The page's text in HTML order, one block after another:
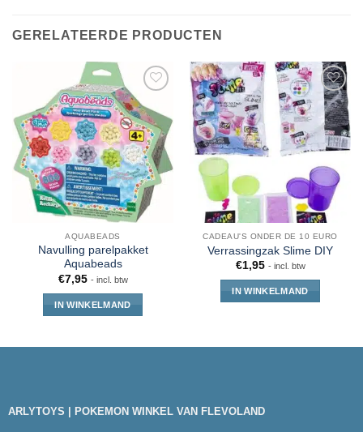
GERELATEERDE PRODUCTEN
AQUABEADS
Navulling parelpakket
Aquabeads
€7,95 - incl. btw
IN WINKELMAND
CADEAU'S ONDER DE 10 EURO
Verrassingzak Slime DIY
€1,95 - incl. btw
IN WINKELMAND
ARLYTOYS | POKEMON WINKEL VAN FLEVOLAND